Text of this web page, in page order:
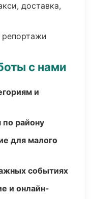
доставка,
с нами
и
по району
для малого
событиях
и онлайн-